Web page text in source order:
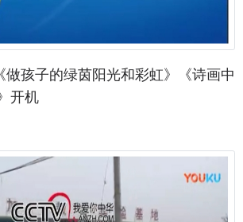
做孩子的绿茵阳光和彩虹》《诗画中
开机